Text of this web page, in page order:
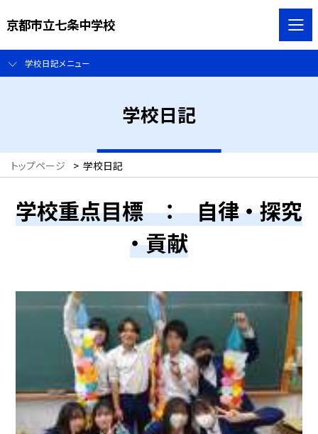
京都市立七条中学校
学校日記メニュー
学校日記
トップページ > 学校日記
学校重点目標 ： 自律 ・ 探究
・ 貢献